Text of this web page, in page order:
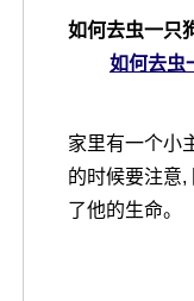
如何去虫一只
如何去虫
家里有一个小
的时候要注意,
了他的生命。